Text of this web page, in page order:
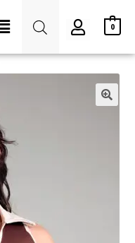
0